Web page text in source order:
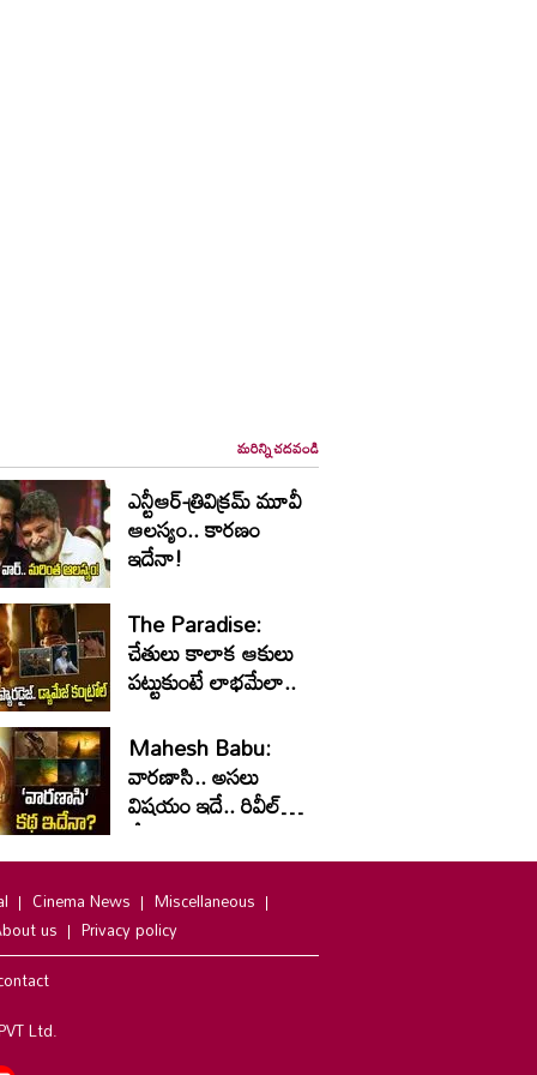
మరిన్ని చదవండి
ఎన్టీఆర్-త్రివిక్రమ్ మూవీ
ఆలస్యం.. కారణం
ఇదేనా!
The Paradise:
చేతులు కాలాక ఆకులు
పట్టుకుంటే లాభమేలా..
Mahesh Babu:
వారణాసి.. అసలు
విషయం ఇదే.. రివీల్
చేసిన స్కై-బ్లూ
సినిమాటిక్స్‌
Cinema News
Miscellaneous
us
Privacy policy
Ltd.